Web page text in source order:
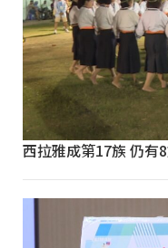
西拉雅成第17族 仍有